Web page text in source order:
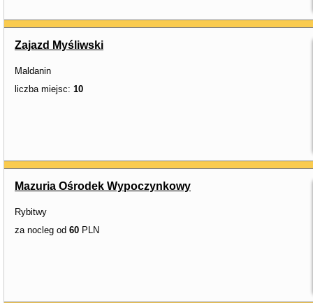
Zajazd Myśliwski
Maldanin
liczba miejsc: 10
Mazuria Ośrodek Wypoczynkowy
Rybitwy
za nocleg od 60 PLN